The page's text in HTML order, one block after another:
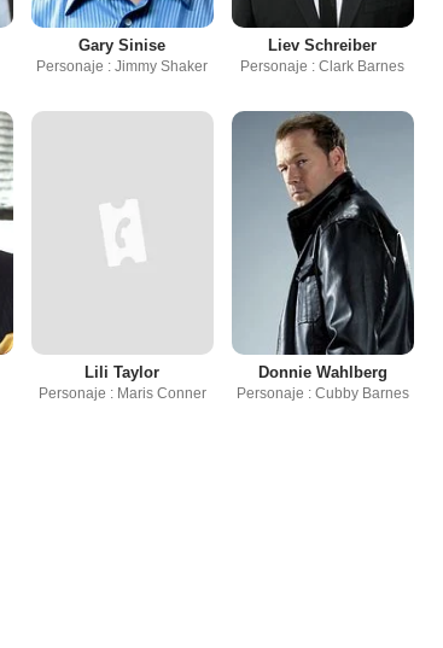
Gary Sinise
Personaje : Jimmy Shaker
Liev Schreiber
Personaje : Clark Barnes
Lili Taylor
Personaje : Maris Conner
Donnie Wahlberg
Personaje : Cubby Barnes